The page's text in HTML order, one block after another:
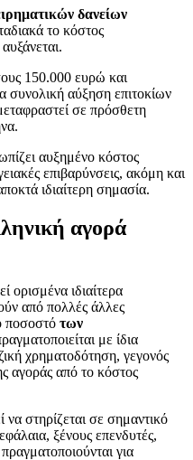
δανείων
το κόστος
150.000 ευρώ και
συνολική αύξηση επιτοκίων
σε πρόσθετη
αυξημένο κόστος
επιβαρύνσεις, ακόμη και
ιδιαίτερη σημασία.
αγορά
ορισμένα ιδιαίτερα
από πολλές άλλες
ποσοστό των
με ίδια
χρηματοδότηση, γεγονός
αγοράς από το κόστος
να στηρίζεται σε σημαντικό
ξένους επενδυτές,
για